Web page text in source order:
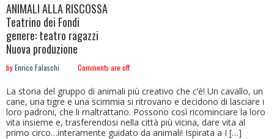
ANIMALI ALLA RISCOSSA
Teatrino dei Fondi
genere: teatro ragazzi
Nuova produzione
byEnrico Falaschi Comments are off
La storia del gruppo di animali più creativo che c’è! Un cavallo, un
cane, una tigre e una scimmia si ritrovano e decidono di lasciare i
loro padroni, che li maltrattano. Possono così ricominciare la loro
vita insieme e, trasferendosi nella città più vicina, dare vita al
primo circo…interamente guidato da animali! Ispirata a I […]